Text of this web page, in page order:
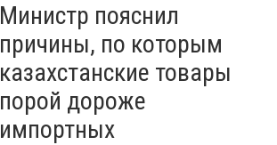
Министр пояснил
причины, по которым
казахстанские товары
порой дороже
импортных